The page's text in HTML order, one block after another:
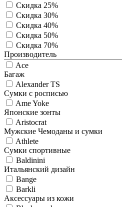
Скидка 25%
Скидка 30%
Скидка 40%
Скидка 50%
Скидка 70%
Производитель
Ace
Багаж
Alexander TS
Сумки с росписью
Ame Yoke
Японские зонты
Aristocrat
Мужские Чемоданы и сумки
Athlete
Сумки спортивные
Baldinini
Итальянский дизайн
Bange
Barkli
Аксессуары из кожи